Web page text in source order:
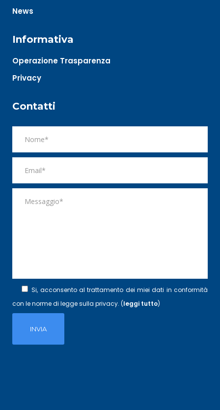
News
Informativa
Operazione Trasparenza
Privacy
Contatti
Si, acconsento al trattamento dei miei dati in conformità
con le norme di legge sulla privacy. (leggi tutto)